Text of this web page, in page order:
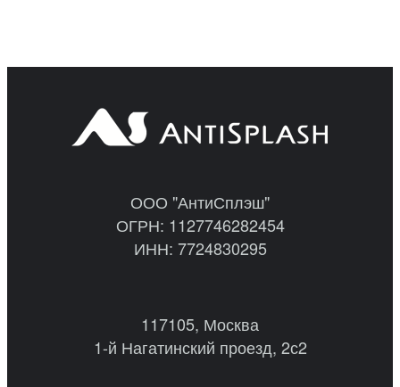
ООО "АнтиСплэш"
ОГРН: 1127746282454
ИНН: 7724830295
117105, Москва
1-й Нагатинский проезд, 2с2